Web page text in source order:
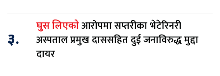
३.
घुस लिएकोआरोपमा सप्तरीका भेटेरिनरी
अस्पताल प्रमुख दाससहित दुई जनाविरुद्ध मुद्दा
दायर